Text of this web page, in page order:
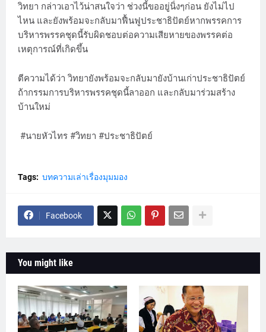
วิทยา กล่าวเอาไว้น่าสนใจว่า ช่วงนี้ขออยู่นิ่งๆก่อน ยังไม่ไป
ไหน และยังพร้อมจะกลับมาฟื้นฟูประชาธิปัตย์หากพรรคการ
บริหารพรรคชุดนี้รับผิดชอบต่อความเสียหายของพรรคต่อ
เหตุการณ์ที่เกิดขึ้น
ตีความได้ว่า วิทยายังพร้อมจะกลับมายังบ้านเก่าประชาธิปัตย์
ถ้ากรรมการบริหารพรรคชุดนี้ลาออก และกลับมาร่วมสร้าง
บ้านใหม่
#นายหัวไทร #วิทยา #ประชาธิปัตย์
Tags: บทความเล่าเรื่องมุมมอง
Facebook
You might like